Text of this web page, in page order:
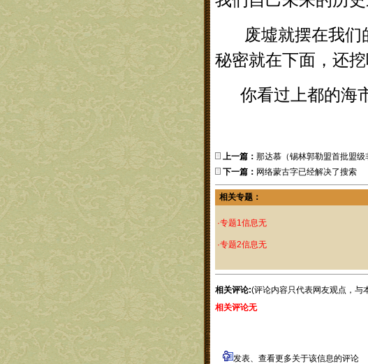
废墟就摆在我们
秘密就在下面，还挖
你看过上都的海
上一篇： 那达慕（锡林郭勒盟首批盟级
下一篇： 网络蒙古字已经解决了搜索
相关专题：
·专题1信息无
·专题2信息无
相关评论:(评论内容只代表网友观点，与
相关评论无
发表、查看更多关于该信息的评论